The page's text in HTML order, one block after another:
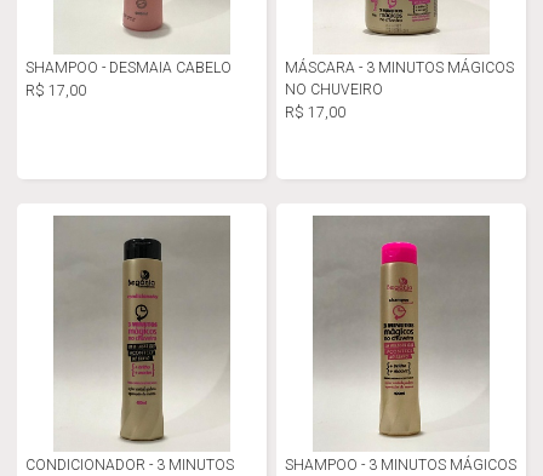
SHAMPOO - DESMAIA CABELO
R$ 17,00
MÁSCARA - 3 MINUTOS MÁGICOS
NO CHUVEIRO
R$ 17,00
CONDICIONADOR - 3 MINUTOS
SHAMPOO - 3 MINUTOS MÁGICOS